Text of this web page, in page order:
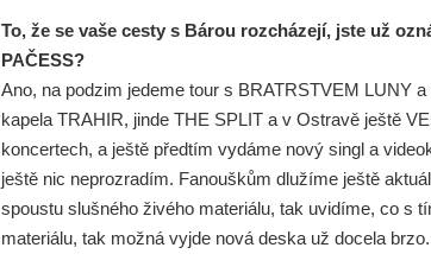
To, že se vaše cesty s Bárou rozcházejí, jste už
PAČESS?
Ano, na podzim jedeme tour s BRATRSTVEM LUNY
kapela TRAHIR, jinde THE SPLIT a v Ostravě ještě
koncertech, a ještě předtím vydáme nový singl a
ještě nic neprozradím. Fanouškům dlužíme ještě
spoustu slušného živého materiálu, tak uvidíme, co s
materiálu, tak možná vyjde nová deska už docela